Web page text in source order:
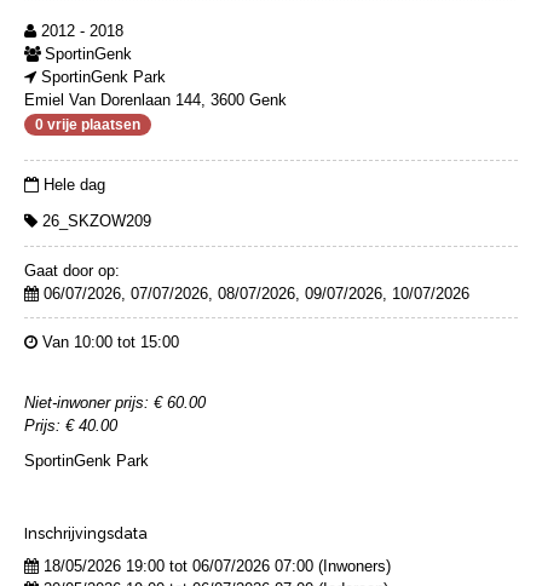
2012 - 2018
SportinGenk
SportinGenk Park
Emiel Van Dorenlaan 144, 3600 Genk
0 vrije plaatsen
Hele dag
26_SKZOW209
Gaat door op:
06/07/2026, 07/07/2026, 08/07/2026, 09/07/2026, 10/07/2026
Van 10:00 tot 15:00
Niet-inwoner prijs: € 60.00
Prijs: € 40.00
SportinGenk Park
Inschrijvingsdata
18/05/2026 19:00 tot 06/07/2026 07:00 (Inwoners)